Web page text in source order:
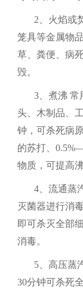
2、 火焰或
笼具等金属物
草、粪便、病
毁。
3、煮沸 常
头、木制品、
钟，可杀死病
的苏打、
物质，可提高
4、流通蒸
灭菌器进行消
即可杀灭全部
消毒。
5、高压蒸
30分钟可杀死